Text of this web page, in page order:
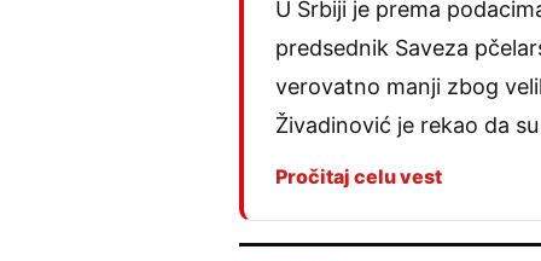
U Srbiji je prema
predsednik Saveza
verovatno manji zbog
Živadinović je rekao da
Pročitaj celu vest